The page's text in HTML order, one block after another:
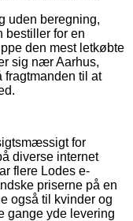
uden beregning,
bestiller for en
den mest letkøbte
sig nær Aarhus,
fragtmanden til at
for
diverse internet
flere Lodes e-
priserne på en
også til kvinder og
gange yde levering